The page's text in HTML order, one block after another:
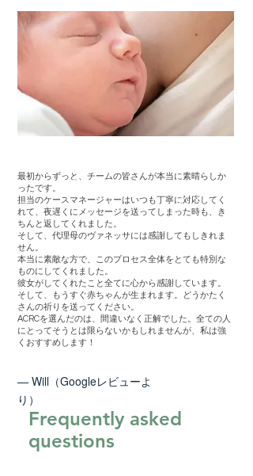
最初からずっと、チームの皆さんが本当に素晴らしか
ったです。
担当のケースマネージャーはいつも丁寧に対応してく
れて、夜遅くにメッセージを送ってしまった時も、き
ちんと返してくれました。
そして、代理母のヴァネッサには感謝してもしきれま
せん。
本当に素敵な方で、このプロセス全体をとても特別な
ものにしてくれました。
彼女がしてくれたこと全てに心から感謝しています。
そして、もうすぐ赤ちゃんが生まれます。どうかたく
さんの祈りを送ってください。
ACRCを選んだのは、間違いなく正解でした。全ての人
にとってそうとは限らないかもしれませんが、私は強
くおすすめします！
— Will（Googleレビューよ
り）
Frequently asked
questions